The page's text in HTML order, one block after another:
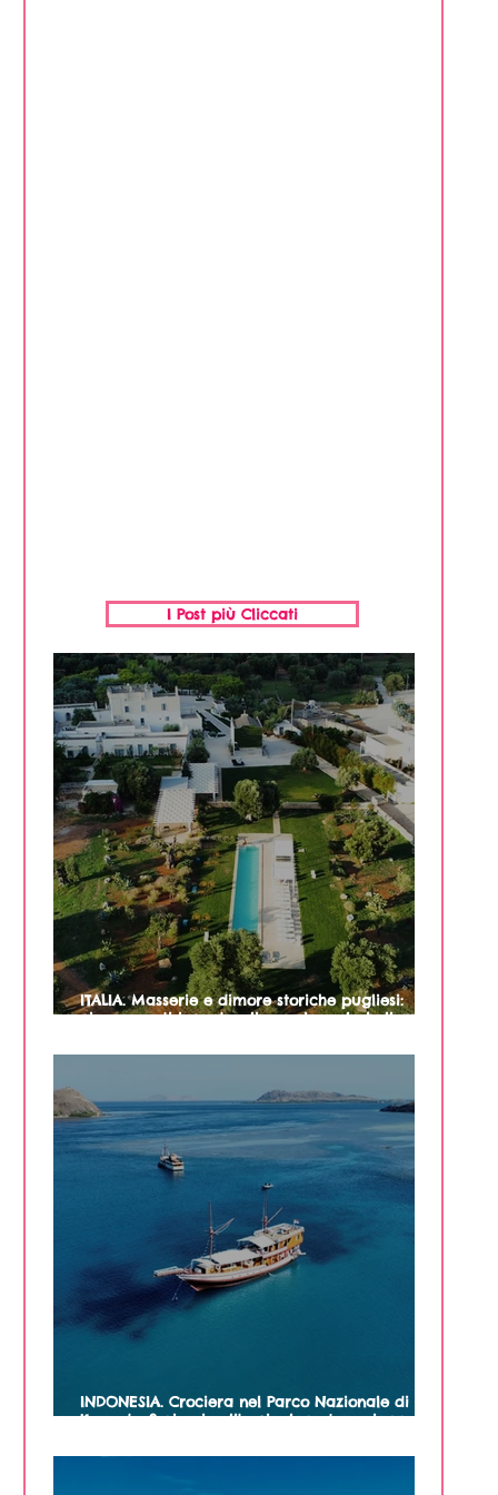
I Post più Cliccati
ITALIA. Masserie e dimore storiche pugliesi:
cinque posti incantevoli per vivere la bellezza
INDONESIA. Crociera nel Parco Nazionale di
Komodo: 3 giorni nell'arcipelago tra spiagge